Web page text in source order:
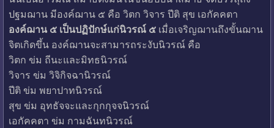
ปฐมฌาน มีองค์ฌาน ๕ คือ วิตก วิจาร ปีติ สุข เอกัคคตา
องค์ฌาน ๕ เป็นปฏิปักษ์แก่นิวรณ์ ๕ เมื่อเจริญฌานถึงขั้นฌาน
จิตเกิดขึ้น องค์ฌานจะสามารถระงับนิวรณ์ คือ
วิตก ข่ม ถีนะและมิทธนิวรณ์
วิจาร ข่ม วิจิกิจฉานิวรณ์
ปีติ ข่ม พยาปาทนิวรณ์
สุข ข่ม อุทธัจจะและกุกกุจจนิวรณ์
เอกัคคตา ข่ม กามฉันทนิวรณ์